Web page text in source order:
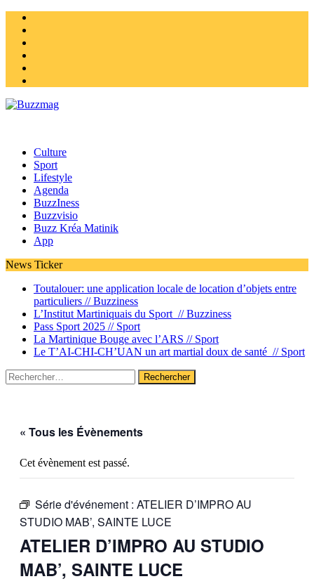
Culture
Sport
Lifestyle
Agenda
BuzzIness
Buzzvisio
Buzz Kréa Matinik
App
News Ticker
Toutalouer: une application locale de location d’objets entre
particuliers //Buzziness
L’Institut Martiniquais du Sport //Buzziness
Pass Sport 2025 // Sport
La Martinique Bouge avec l’ARS // Sport
Le T’AI-CHI-CH’UAN un art martial doux de santé // Sport
Rechercher :
« Tous les Évènements
Cet évènement est passé.
Série d'événement : ATELIER D’IMPRO AU
STUDIO MAB’, SAINTE LUCE
ATELIER D’IMPRO AU STUDIO
MAB’, SAINTE LUCE